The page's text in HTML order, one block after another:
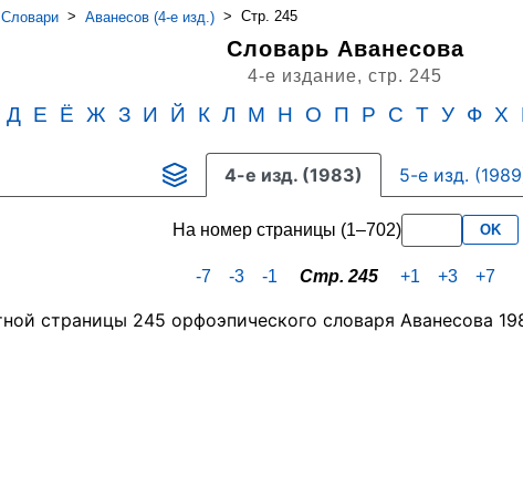
Словари > Аванесов (4-е изд.) > Стр. 245
Словарь Аванесова
4-е издание, стр. 245
Д Е Ё Ж З И Й К Л М Н О П Р С Т У Ф Х
4-е изд. (1983) 5-е изд.
На номер страницы (1–702) OK
-7 -3 -1 Стр. 245 +1 +3 +7